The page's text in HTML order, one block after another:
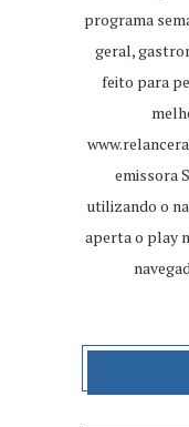
programa
geral,
feito para
emissora
utilizando o
aperta o play